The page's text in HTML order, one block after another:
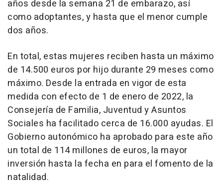
años desde la semana 21 de embarazo, así
como adoptantes, y hasta que el menor cumple
dos años.
En total, estas mujeres reciben hasta un máximo
de 14.500 euros por hijo durante 29 meses como
máximo. Desde la entrada en vigor de esta
medida con efecto de 1 de enero de 2022, la
Consejería de Familia, Juventud y Asuntos
Sociales ha facilitado cerca de 16.000 ayudas. El
Gobierno autonómico ha aprobado para este año
un total de 114 millones de euros, la mayor
inversión hasta la fecha en para el fomento de la
natalidad.